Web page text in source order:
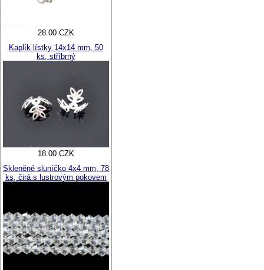
28.00 CZK
Kaplík lístky 14x14 mm, 50
ks, stříbrný
18.00 CZK
Skleněné sluníčko 4x4 mm, 78
ks, čirá s lustrovým pokovem